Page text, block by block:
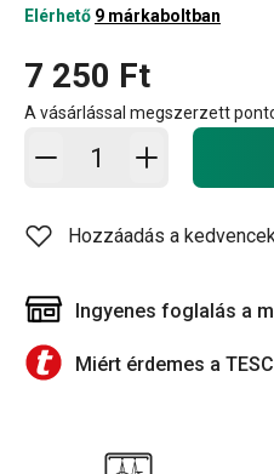
Elérhető 9 márkaboltban
7 250 Ft
A vásárlással megszerzett
Kosárba - mennyiség
Hozzáadás a
Ingyenes foglalás a
Miért érdemes a